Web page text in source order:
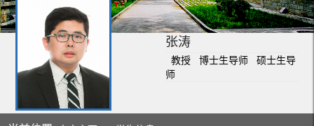
张涛
教授 博士生导师 硕士生导
师